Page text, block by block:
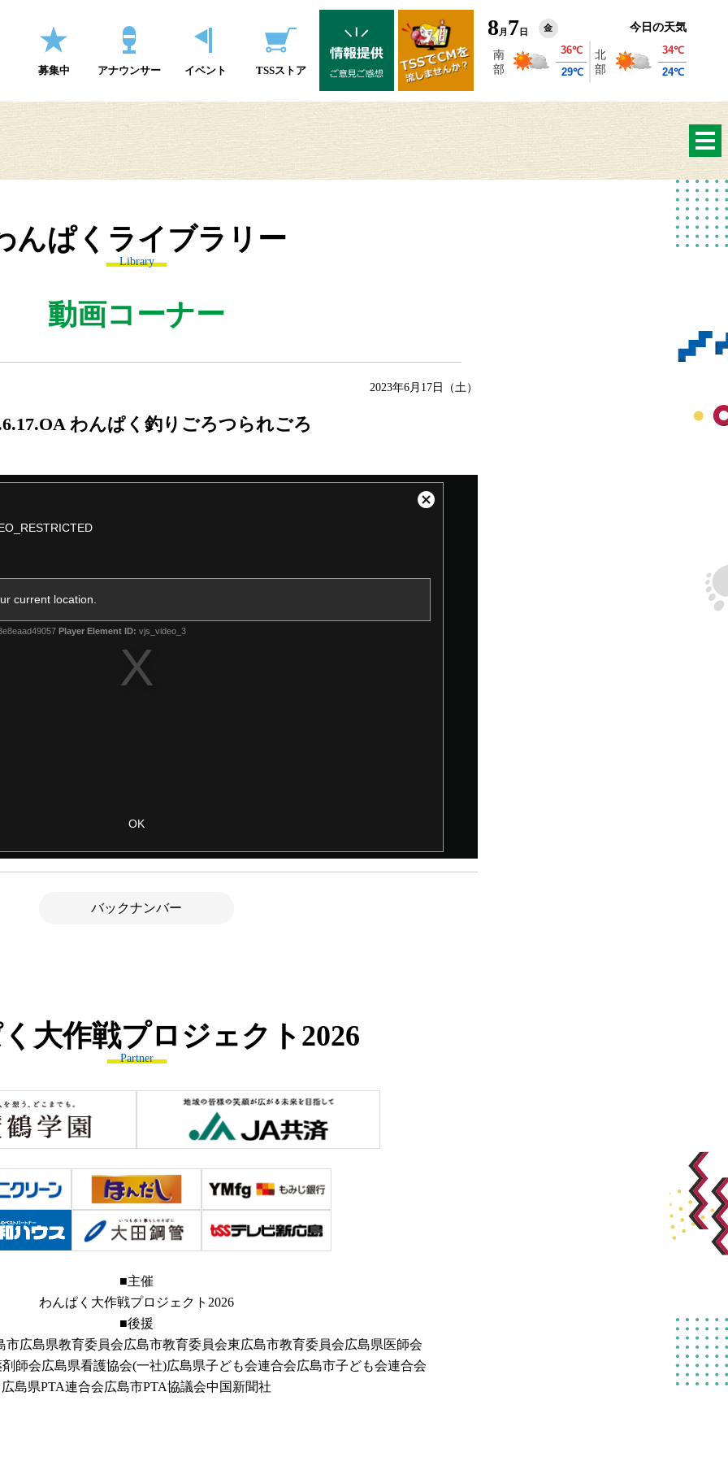
募集中 アナウンサー イベント TSSストア
8 月 7 日 金 今日の天気
んぱくライブラリー
Library
動画コーナー
2023年6月17日（土）
わんぱく釣りごろつられごろ
バックナンバー
大作戦プロジェクト 2026
Partner
■主催
わんぱく大作戦プロジェクト2026
■後援
市広島県教育委員会広島市教育委員会東広島市教育委員会広島県医師会
師会広島県看護協会(一社)広島県子ども会連合会広島市子ども会連合会
広島県PTA連合会広島市PTA協議会中国新聞社